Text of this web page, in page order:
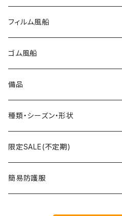
フィルム風船
大きな風船
組立3Dバルーン
文字数字バルーン
おはなバルーン
ODDバルーン
ゴム風船
プリント有り
プリント無し
セット・キット商品
備品
備品
スティック
ポンプ
クリップ
種類・シーズン・形状
おえかき
どうぶつ
限定SALE(不定期)
フィルム風船
簡易防護服